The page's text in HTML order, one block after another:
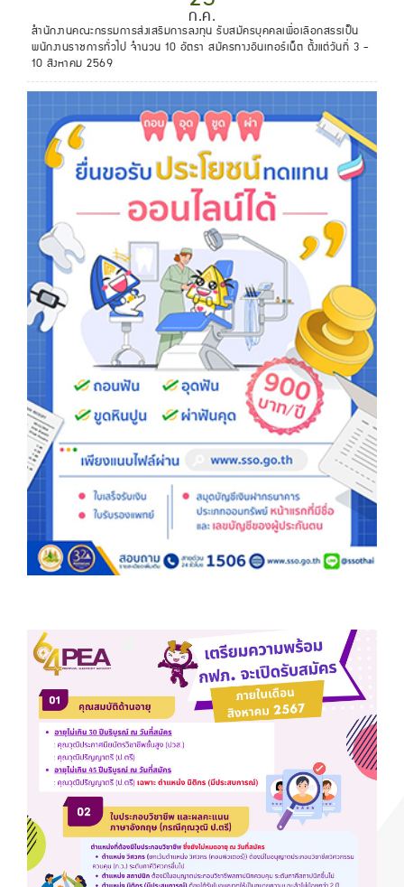
ก.ค.
สำนักงานคณะกรรมการส่งเสริมการลงทุน รับสมัครบุคคลเพื่อเลือกสรรเป็น
พนักงานราชการทั่วไป จำนวน 10 อัตรา สมัครทางอินเทอร์เน็ต ตั้งแต่วันที่ 3 -
10 สิงหาคม 2569